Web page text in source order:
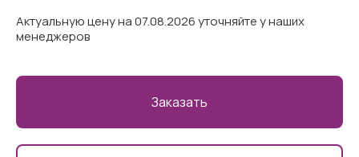
Актуальную цену на 07.08.2026 уточняйте у наших
менеджеров
Заказать